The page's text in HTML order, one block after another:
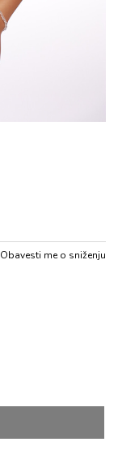
Obavesti me o sniženju